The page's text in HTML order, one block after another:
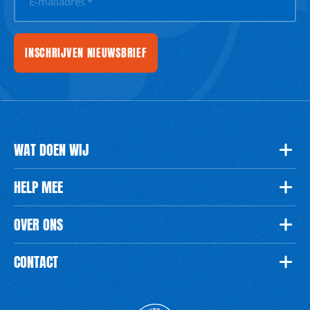
INSCHRIJVEN NIEUWSBRIEF
WAT DOEN WIJ
HELP MEE
OVER ONS
CONTACT